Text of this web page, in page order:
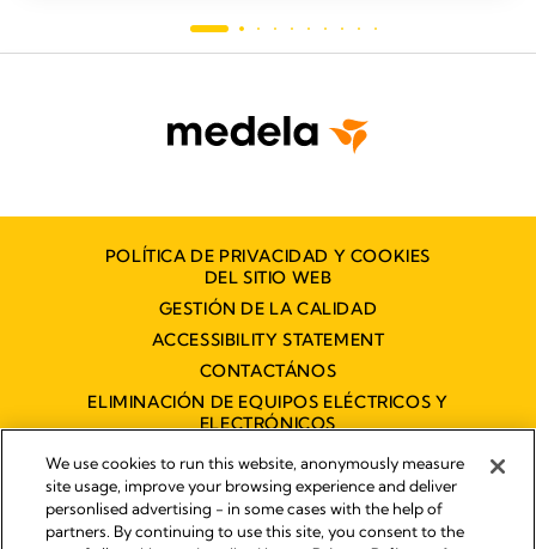
POLÍTICA DE PRIVACIDAD Y COOKIES
DEL SITIO WEB
GESTIÓN DE LA CALIDAD
ACCESSIBILITY STATEMENT
CONTACTÁNOS
ELIMINACIÓN DE EQUIPOS ELÉCTRICOS Y
ELECTRÓNICOS
DECLARACIÓN DE ACCESIBILIDAD
Imprint
We use cookies to run this website, anonymously measure
site usage, improve your browsing experience and deliver
personlised advertising - in some cases with the help of
partners. By continuing to use this site, you consent to the